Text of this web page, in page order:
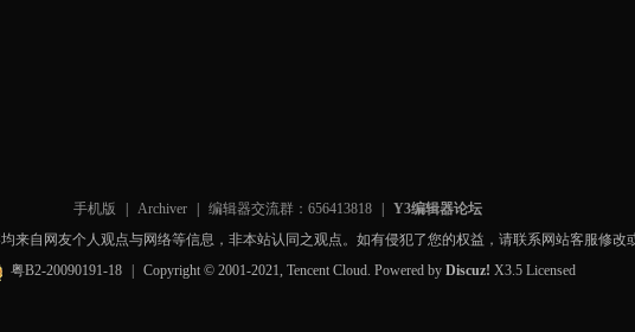
手机版 Archiver 编辑器交流群：656413818
Y3编辑器论坛
来自网友个人观点与网络等信息，非本站认同之观点。如有侵犯了您的权益，请联系网站客服修改
粤B2-20090191-18
Copyright © 2001-2021, Tencent Cloud. Powered byDiscuz! X3.5 Licensed